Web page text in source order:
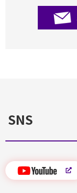
SNS